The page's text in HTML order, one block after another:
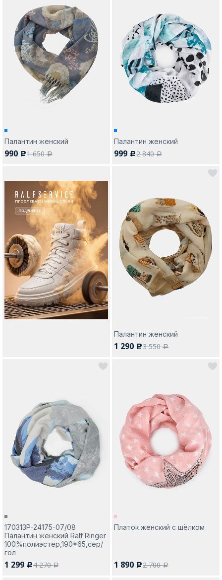
Палантин женский
990 c1 650a
Палантин женский
999 c2 840a
Палантин женский
1 290 c3 550a
170313P-24175-07/08
Палантин женский Ralf Ringer
100%полиэстер,190*65,сер/
гол
1 299 c4 270a
Платок женский с шёлком
1 890 c2 700a